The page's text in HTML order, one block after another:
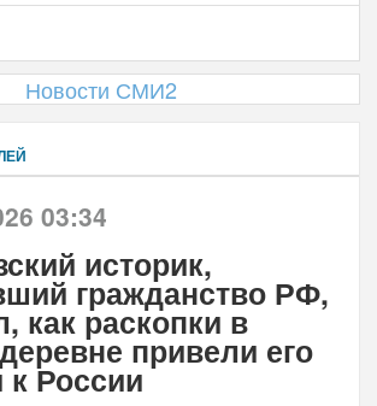
Новости СМИ2
03:34
историк,
гражданство РФ,
как раскопки в
привели его
России